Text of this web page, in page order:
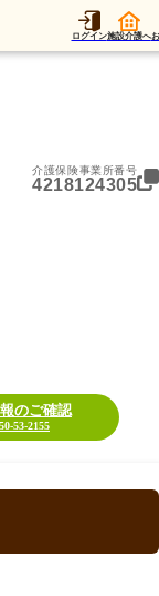
ログイン施設介護へ
介護保険事業所番号
4218124305
のご確認
53-2155